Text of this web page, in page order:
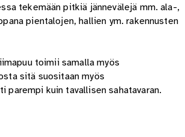
tekemään pitkiä jännevälejä mm. ala-,
pientalojen, hallien ym. rakennusten
toimii samalla myös
sitä suositaan myös
parempi kuin tavallisen sahatavaran.